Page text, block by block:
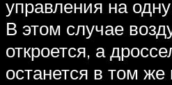
управления на
В этом случае
откроется, а
останется в том